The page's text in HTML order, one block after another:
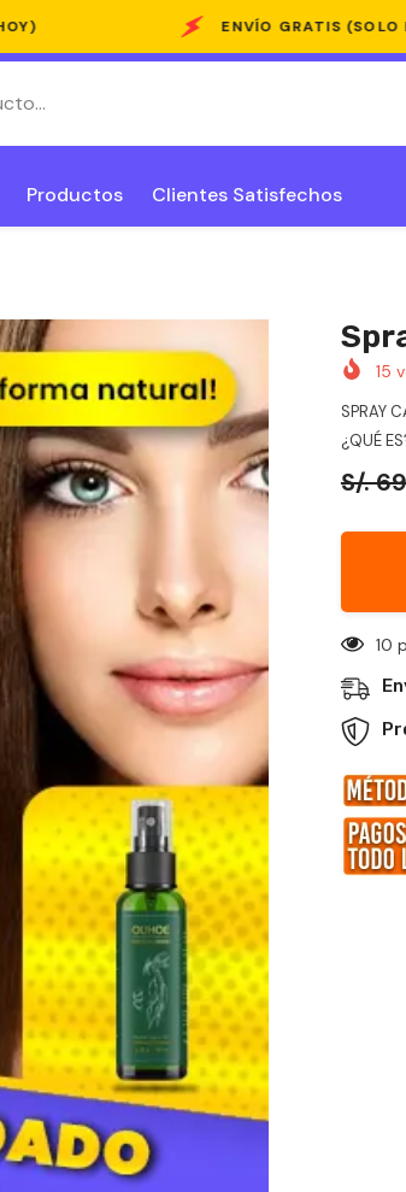
ENVÍO GRATIS (SOLO POR HOY)
Productos Clientes Satisfechos
15
SPRAY
¿QUÉ
S/.
30